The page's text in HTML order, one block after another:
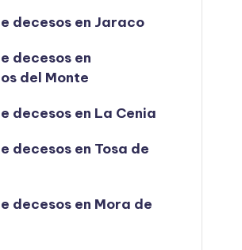
decesos en Jaraco
decesos en
del Monte
decesos en La Cenia
decesos en Tosa de
decesos en Mora de